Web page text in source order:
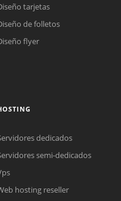
tarjetas
de folletos
flyer
dedicados
semi-dedicados
hosting reseller